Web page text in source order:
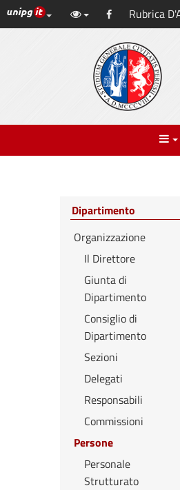
Vai
al
Link ai principali servizi
Facebook
Rubrica
Dipartimento
Organizzazione
Il Direttore
Giunta di
Dipartimento
Consiglio di
Dipartimento
Sezioni
Delegati
Responsabili
Commissioni
Persone
Personale
Strutturato